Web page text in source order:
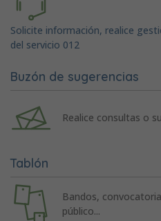
Solicite información, realice
del servicio 012
Buzón de sugerencias
Realice consultas o
Tablón
Bandos,
público...